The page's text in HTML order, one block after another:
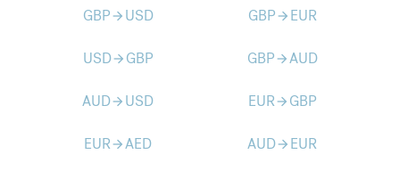
GBParrow_forward USD GBParrow_forward EUR
USDarrow_forward GBP GBParrow_forwardAUD
AUDarrow_forward USD EURarrow_forward GBP
EURarrow_forwardAED AUDarrow_forward EUR